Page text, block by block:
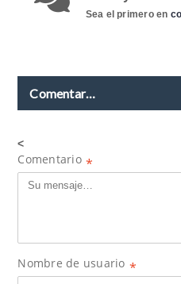
Sea el primero en
Comentar…
<
Comentario *
Nombre de usuario *